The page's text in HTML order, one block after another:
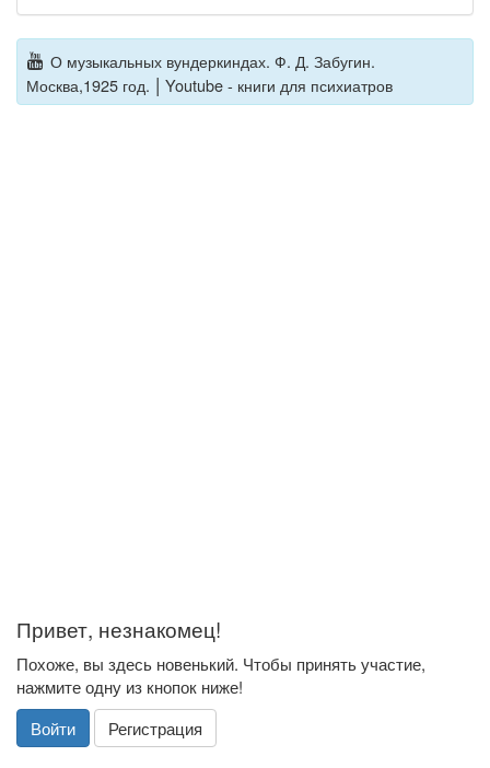
О музыкальных вундеркиндах. Ф. Д. Забугин.
Москва,1925 год. | Youtube - книги для психиатров
Привет, незнакомец!
Похоже, вы здесь новенький. Чтобы принять участие,
нажмите одну из кнопок ниже!
Войти
Регистрация